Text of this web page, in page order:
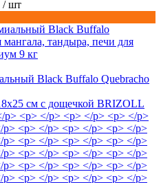
/ шт
Black Buffalo Quebracho